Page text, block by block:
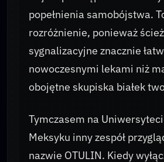
popełnienia samobójstwa.
rozróżnienie, ponieważ
sygnalizacyjne znacznie
nowoczesnymi lekami niż
obojętne skupiska białek
Tymczasem na
Meksyku inny zespół
nazwie OTULIN. Kiedy